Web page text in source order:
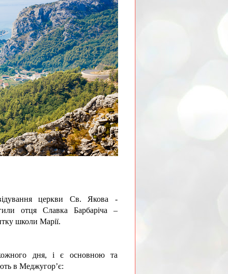
церкви Св. Якова -
отця Славка Барбаріча –
школи Марії.
дня, і є основною та
в Меджугор’є: